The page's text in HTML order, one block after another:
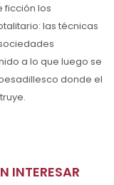
ficción los
las técnicas
a lo que luego se
donde el
INTERESAR